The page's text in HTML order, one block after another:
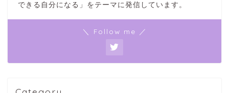
できる自分になる」をテーマに発信しています。
＼ Follow me ／